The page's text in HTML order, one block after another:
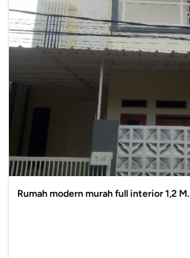
Rumah modern murah full interior 1,2 M.